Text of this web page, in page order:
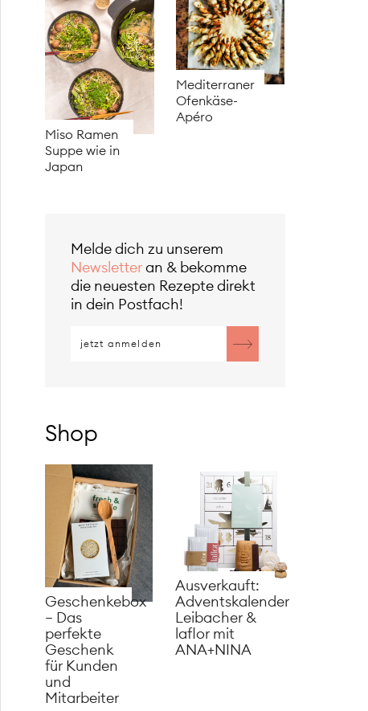
Miso Ramen
Suppe wie in
Japan
Mediterraner
Ofenkäse-
Apéro
Melde dich zu unserem
Newsletteran & bekomme
die neuesten Rezepte direkt
in dein Postfach!
Shop
Geschenkebox
– Das
perfekte
Geschenk
für Kunden
und
Mitarbeiter
Ausverkauft:
Adventskalender
Leibacher &
laflor mit
ANA+NINA